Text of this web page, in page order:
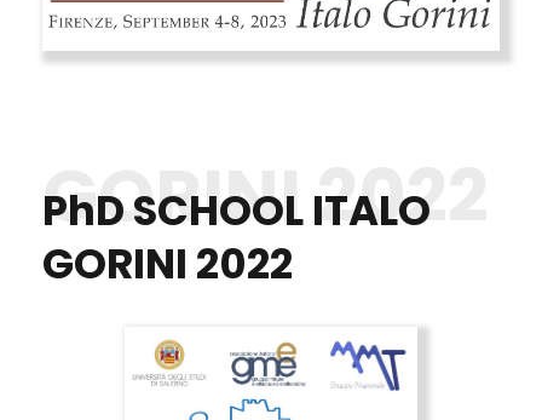
GORINI 2022
PhD SCHOOL ITALO
GORINI 2022